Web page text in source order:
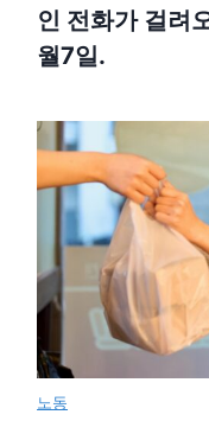
인 전화가 걸려
월7일.
노동